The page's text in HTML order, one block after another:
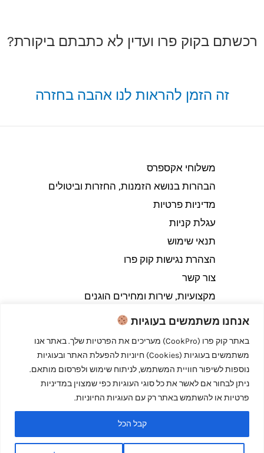
אנחנו משתמשים בעוגיות
באתר קוק פרו (CookPro) מעריכים את הפרטיות שלך. באתר אנו
משתמשים בעוגיות (Cookies) חיוניות להפעלת האתר ובעוגיות
נוספות לשיפור חוויית המשתמש, לניתוח שימוש ולפרסום מותאם.
ניתן לבחור אם לאשר את כל סוגי העוגיות כפי שמצוין במדיניות
פרטיות או להשתמש באתר רק עם העוגיות החיוניות.
קבל הכל
רכשתם בקוק פרו ועדין לא כתבתם ביקורת?
זה הזמן להראות לנו אהבה בחזרה
משלוחי אקספרס
הבהרות בנושא הזמנות, החזרות וביטולים​
מדיניות פרטיות
עגלת קניות
תנאי שימוש
הצהרת נגישות קוק פרו
צור קשר
מקצועיות, שירות ומחירים הוגנים
Copyright © 2026 קוק פרו - לבשל כמו מקצוענים